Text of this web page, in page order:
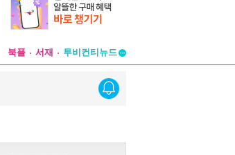
북플 서재
창작플랫폼